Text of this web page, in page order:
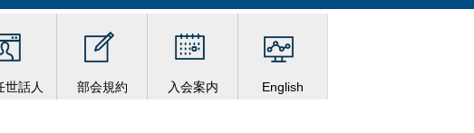
世話人 部会規約 入会案内 English